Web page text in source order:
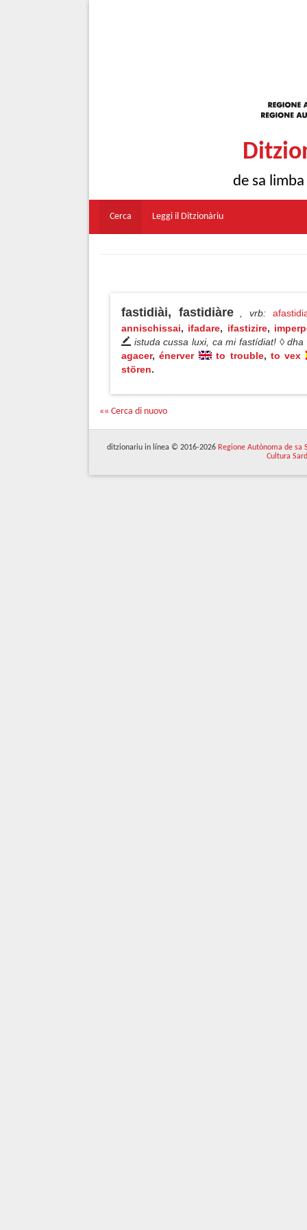
de sa
Cerca Leggi il Ditzionàriu
fastidiài, fastidiàre , vrb:
annischissai, ifadare, ifastizire,
istuda cussa luxi, ca mi fastídiat! ◊
agacer, énerver to trouble, to vex
stören.
«« Cerca di nuovo
ditzionariu in línea © 2016-2026 Regione Autònoma de sa
Cultura